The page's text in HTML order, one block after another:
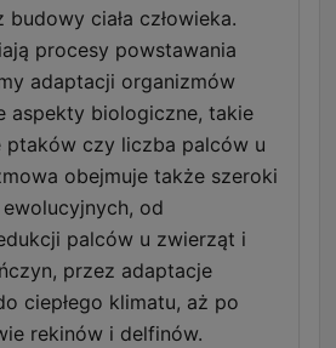
ciała człowieka.
procesy powstawania
adaptacji organizmów
aspekty biologiczne, takie
ptaków czy liczba palców u
obejmuje także szeroki
od
palców u zwierząt i
przez adaptacje
ciepłego klimatu, aż po
rekinów i delfinów.